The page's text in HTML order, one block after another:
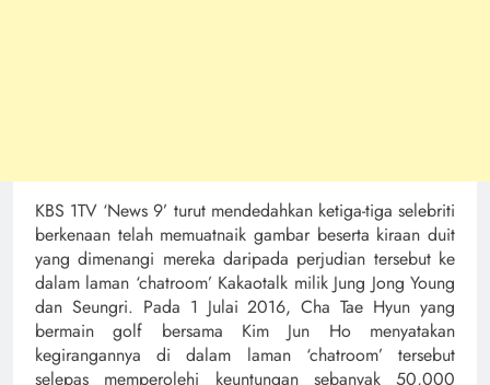
KBS 1TV ‘News 9’ turut mendedahkan ketiga-tiga selebriti
berkenaan telah memuatnaik gambar beserta kiraan duit
yang dimenangi mereka daripada perjudian tersebut ke
dalam laman ‘chatroom’ Kakaotalk milik Jung Jong Young
dan Seungri. Pada 1 Julai 2016, Cha Tae Hyun yang
bermain golf bersama Kim Jun Ho menyatakan
kegirangannya di dalam laman ‘chatroom’ tersebut
selepas memperolehi keuntungan sebanyak 50,000